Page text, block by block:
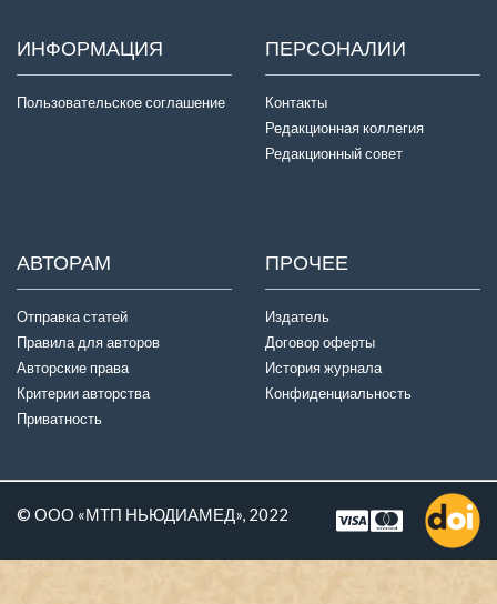
ИНФОРМАЦИЯ
Пользовательское соглашение
ПЕРСОНАЛИИ
Контакты
Редакционная коллегия
Редакционный совет
АВТОРАМ
Отправка статей
Правила для авторов
Авторские права
Критерии авторства
Приватность
ПРОЧЕЕ
Издатель
Договор оферты
История журнала
Конфиденциальность
© ООО «МТП НЬЮДИАМЕД», 2022